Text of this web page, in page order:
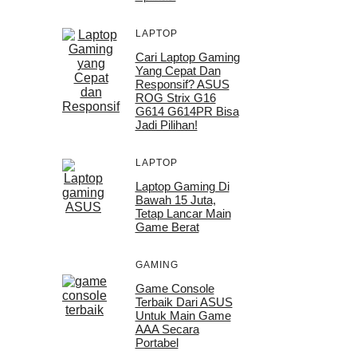
LAPTOP
Cari Laptop Gaming
Yang Cepat Dan
Responsif? ASUS
ROG Strix G16
G614 G614PR Bisa
Jadi Pilihan!
LAPTOP
Laptop Gaming Di
Bawah 15 Juta,
Tetap Lancar Main
Game Berat
GAMING
Game Console
Terbaik Dari ASUS
Untuk Main Game
AAA Secara
Portabel